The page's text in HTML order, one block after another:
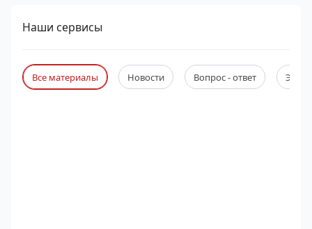
Наши сервисы
Все материалы Новости Вопрос - ответ